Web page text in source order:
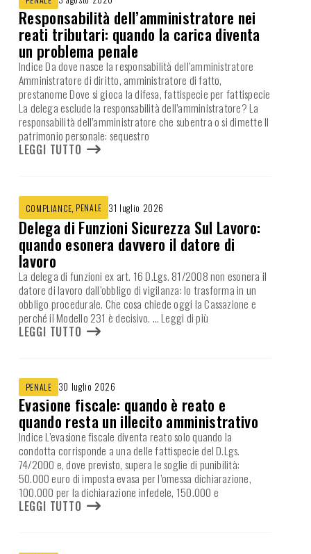
Responsabilità dell’amministratore nei
reati tributari: quando la carica diventa
un problema penale
Indice Da dove nasce la responsabilità dell’amministratore
Amministratore di diritto, amministratore di fatto,
prestanome Dove si gioca la difesa, fattispecie per fattispecie
La delega esclude la responsabilità dell’amministratore? La
responsabilità dell’amministratore che subentra o si dimette Il
patrimonio personale: sequestro
LEGGI TUTTO
COMPLIANCE, PENALE 31 luglio 2026
Delega di Funzioni Sicurezza Sul Lavoro:
quando esonera davvero il datore di
lavoro
La delega di funzioni ex art. 16 D.Lgs. 81/2008 non esonera il
datore di lavoro dall’obbligo di vigilanza: lo trasforma in un
obbligo procedurale. Che cosa chiede oggi la Cassazione e
perché il Modello 231 è decisivo. … Leggi di più
LEGGI TUTTO
PENALE 30 luglio 2026
Evasione fiscale: quando è reato e
quando resta un illecito amministrativo
Indice L’evasione fiscale diventa reato solo quando la
condotta corrisponde a una delle fattispecie del D.Lgs.
74/2000 e, dove previsto, supera le soglie di punibilità:
50.000 euro di imposta evasa per l’omessa dichiarazione,
100.000 per la dichiarazione infedele, 150.000 e
LEGGI TUTTO